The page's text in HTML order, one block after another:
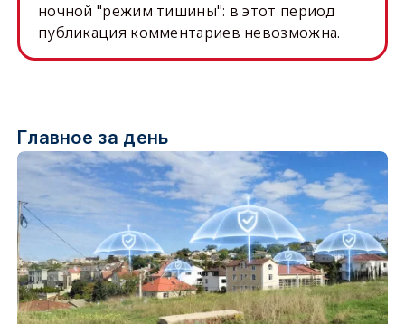
ночной "режим тишины": в этот период
публикация комментариев невозможна.
Главное за день